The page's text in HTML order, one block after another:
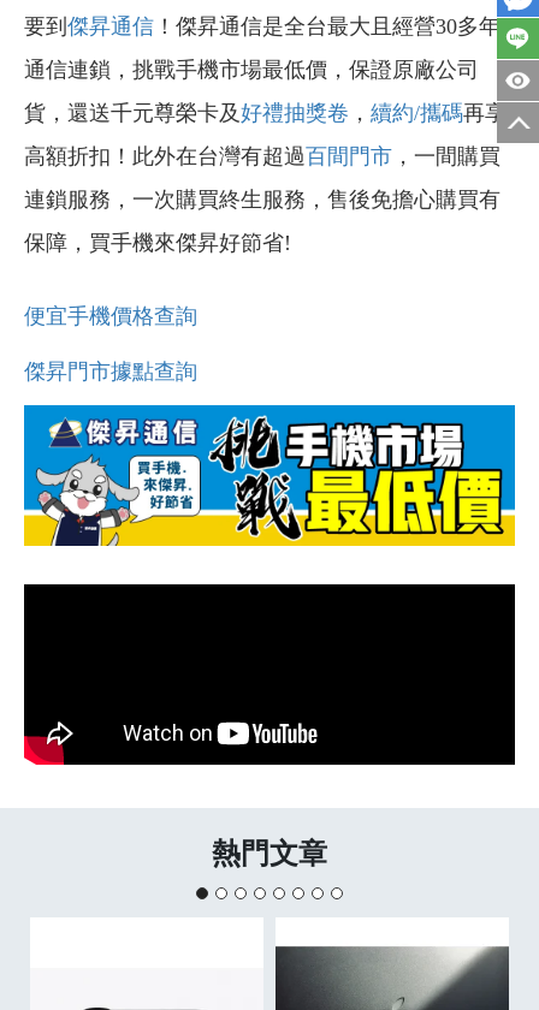
要到 傑昇通信 ！傑昇通信是全台最大且經營30多年
通信連鎖，挑戰手機市場最低價，保證原廠公司
貨，還送千元尊榮卡及好禮抽獎卷 ， 續約/攜碼再享
高額折扣！此外在台灣有超過百間門市 ，一間購買
連鎖服務，一次購買終生服務，售後免擔心購買有
保障，買手機來傑昇好節省!
便宜手機價格查詢
傑昇門市據點查詢
熱門文章